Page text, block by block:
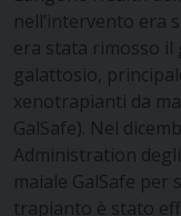
nell’intervento era
era stata rimosso il
galattosio,
xenotrapianti da
GalSafe). Nel
Administration
maiale GalSafe per
trapianto è stato